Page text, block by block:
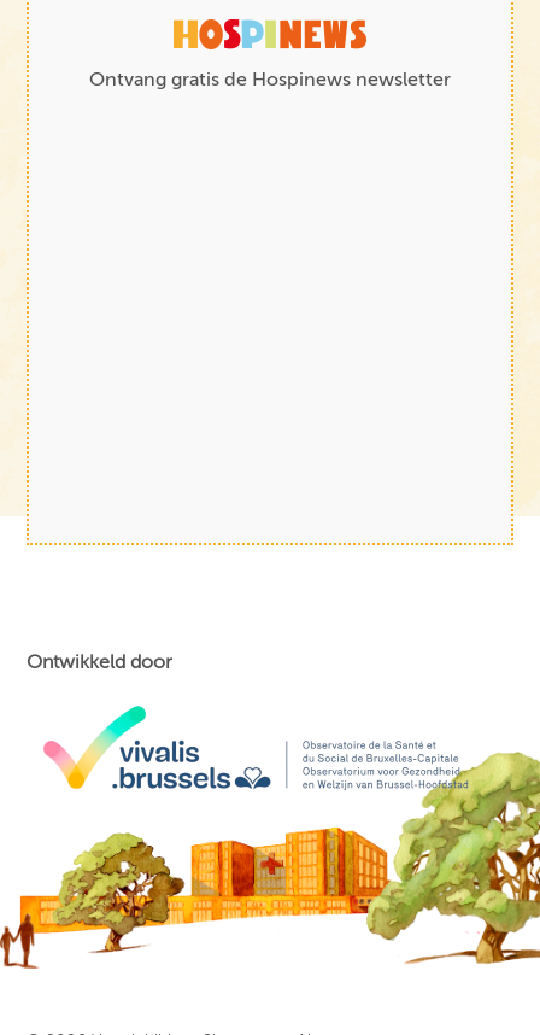
Ontvang gratis de Hospinews newsletter
Ontwikkeld door